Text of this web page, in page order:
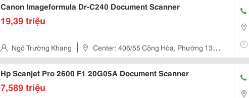
Canon Imageformula Dr-C240 Document Scanner
19,39 triệu
Ngô Trường Khang
Center: 406/55 Cộng Hòa, Phường 13,
Quận Tân Bình, Thành Phố Hồ Chí Minh
Hp Scanjet Pro 2600 F1 20G05A Document Scanner
7,589 triệu